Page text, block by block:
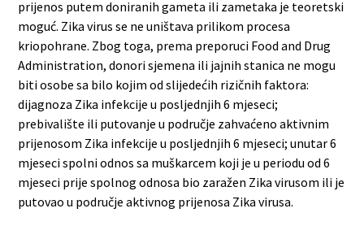
prijenos putem doniranih gameta ili zametaka je teoretski
moguć. Zika virus se ne uništava prilikom procesa
kriopohrane. Zbog toga, prema preporuci Food and Drug
Administration, donori sjemena ili jajnih stanica ne mogu
biti osobe sa bilo kojim od slijedećih rizičnih faktora:
dijagnoza Zika infekcije u posljednjih 6 mjeseci;
prebivalište ili putovanje u područje zahvaćeno aktivnim
prijenosom Zika infekcije u posljednjih 6 mjeseci; unutar 6
mjeseci spolni odnos sa muškarcem koji je u periodu od 6
mjeseci prije spolnog odnosa bio zaražen Zika virusom ili je
putovao u područje aktivnog prijenosa Zika virusa.